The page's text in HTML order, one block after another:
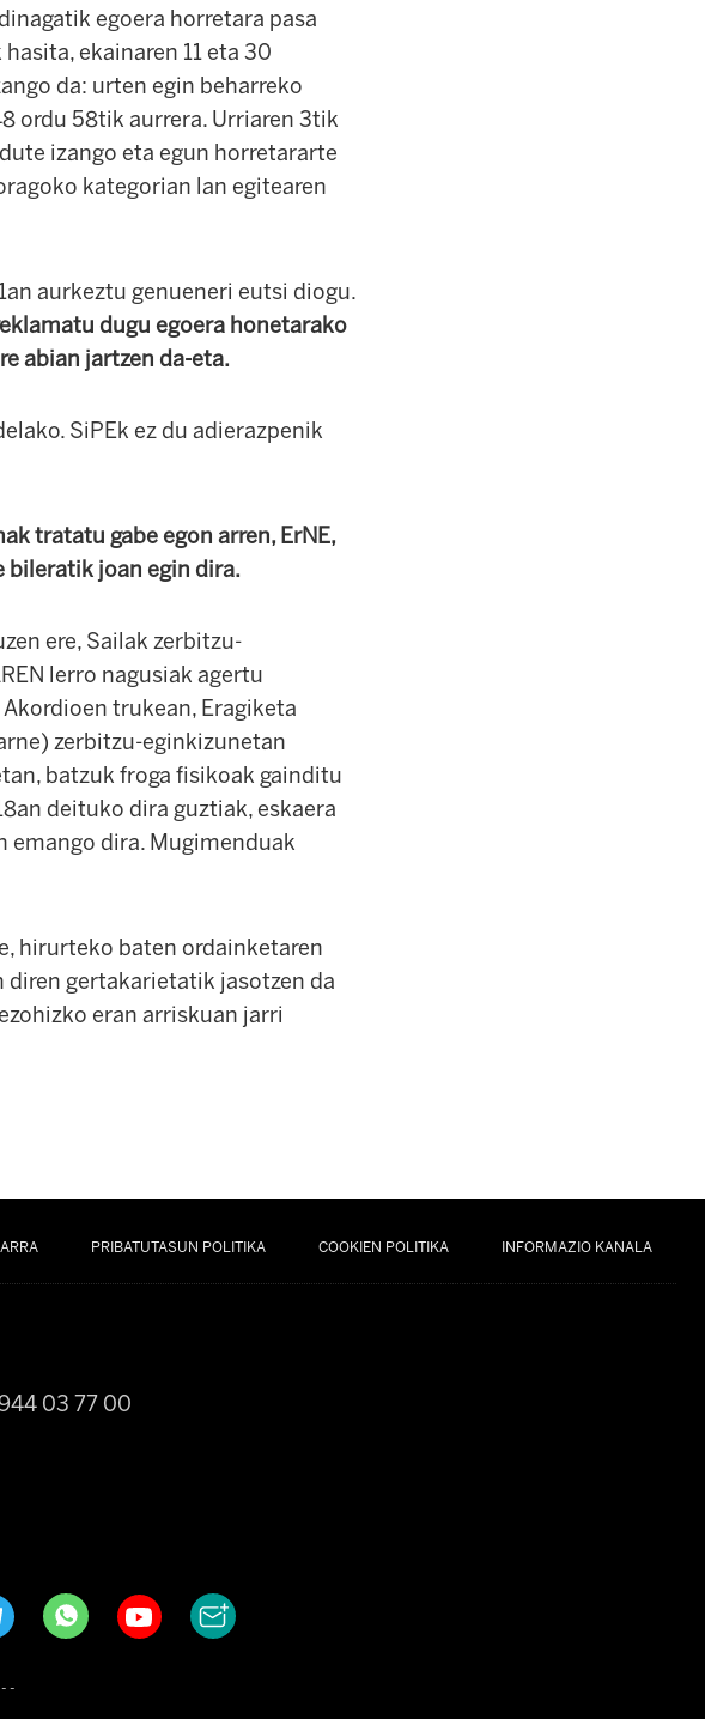
egoera horretara pasa
ekainaren 11 eta 30
da: urten egin beharreko
ordu 58tik aurrera. Urriaren 3tik
izango eta egun horretararte
kategorian lan egitearen
aurkeztu genueneri eutsi diogu.
dugu egoera honetarako
abian jartzen da-eta.
SiPEk ez du adierazpenik
tratatu gabe egon arren, ErNE,
bileratik joan egin dira.
ere, Sailak zerbitzu-
lerro nagusiak agertu
trukean, Eragiketa
zerbitzu-eginkizunetan
batzuk froga fisikoak gainditu
deituko dira guztiak, eskaera
emango dira. Mugimenduak
hirurteko baten ordainketaren
diren gertakarietatik jasotzen da
eran arriskuan jarri
PRIBATUTASUN POLITIKA COOKIEN POLITIKA INFORMAZIO KANALA
03 77 00